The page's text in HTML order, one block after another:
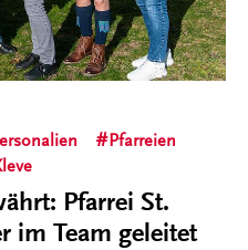
Pfarreien
Pfarrei St.
im Team geleitet